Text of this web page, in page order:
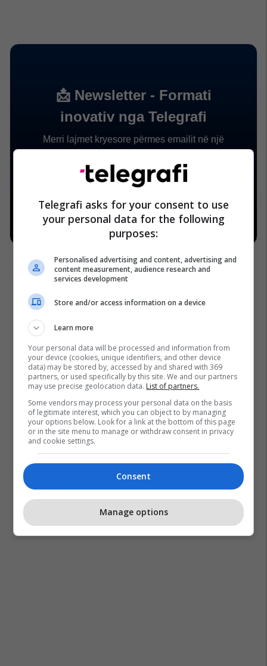
Telegrafi asks for your consent to use
your personal data for the following
purposes:
Personalised advertising and content, advertising and
content measurement, audience research and
services development
Store and/or access information on a device
Learn more
Your personal data will be processed and information from
your device (cookies, unique identifiers, and other device
data) may be stored by, accessed by and shared with 369
partners, or used specifically by this site. We and our partners
may use precise geolocation data. List of partners.
Some vendors may process your personal data on the basis
of legitimate interest, which you can object to by managing
your options below. Look for a link at the bottom of this page
or in the site menu to manage or withdraw consent in privacy
and cookie settings.
Consent
Manage options